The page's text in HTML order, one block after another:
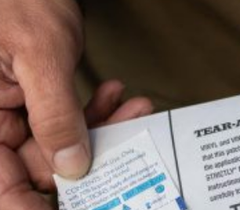
in de winkelwagen.